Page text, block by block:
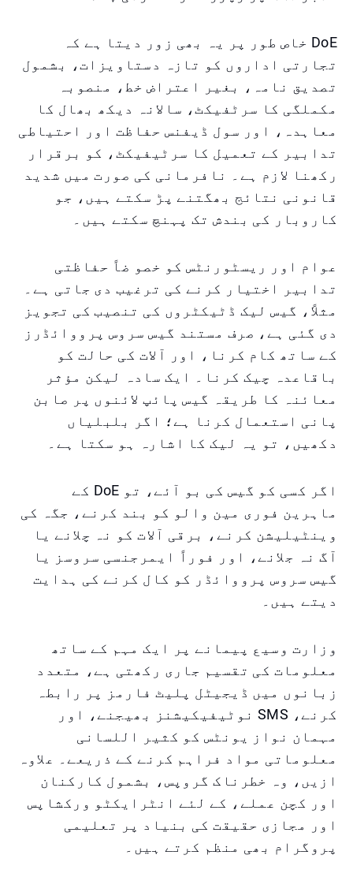
DoE خاص طور پر یہ بھی زور دیتا ہے کہ
تجارتی اداروں کو تازہ دستاویزات، بشمول
تصدیق نامہ، بغیر اعتراض خط، منصوبہ
مکملگی کا سرٹفیکٹ، سالانہ دیکھ بھال کا
معاہدہ، اور سول ڈیفنس حفاظت اور احتیاطی
تدابیر کے تعمیل کا سرٹیفیکٹ، کو برقرار
رکھنا لازم ہے۔ نافرمانی کی صورت میں شدید
قانونی نتائج بھگتنے پڑ سکتے ہیں، جو
کاروبار کی بندش تک پہنچ سکتے ہیں۔
عوام اور ریسٹورنٹس کو خصو ضاً حفاظتی
تدابیر اختیار کرنے کی ترغیب دی جاتی ہے۔
مثلاً، گیس لیک ڈٹیکٹروں کی تنصیب کی تجویز
دی گئی ہے، صرف مستند گیس سروس پرووائڈرز
کے ساتھ کام کرنا، اور آلات کی حالت کو
باقاعدہ چیک کرنا۔ ایک سادہ لیکن مؤثر
معائنہ کا طریقہ گیس پائپ لائنوں پر صابن
پانی استعمال کرنا ہے؛ اگر بلبلیاں
دکھیں، تو یہ لیک کا اشارہ ہو سکتا ہے۔
اگر کسی کو گیس کی بو آئے، تو DoE کے
ماہرین فوری مین والو کو بند کرنے، جگہ کی
وینٹیلیشن کرنے، برقی آلات کو نہ چلانے یا
آگ نہ جلانے، اور فوراً ایمرجنسی سروسز یا
گیس سروس پرووائڈر کو کال کرنے کی ہدایت
دیتے ہیں۔
وزارت وسیع پیمانے پر ایک مہم کے ساتھ
معلومات کی تقسیم جاری رکھتی ہے، متعدد
زبانوں میں ڈیجیٹل پلیٹ فارمز پر رابطہ
کرنے، SMS نوٹیفیکیشنز بھیجنے، اور
مہمان نواز یونٹس کو کثیر اللسانی
معلوماتی مواد فراہم کرنے کے ذریعے۔ علاوہ
ازیں، وہ خطرناک گروپس، بشمول کارکنان
اور کچن عملے، کے لئے انٹرایکٹو ورکشاپس
اور مجازی حقیقت کی بنیاد پر تعلیمی
پروگرام بھی منظم کرتے ہیں۔